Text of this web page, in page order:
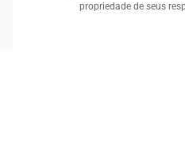
propriedade de seus